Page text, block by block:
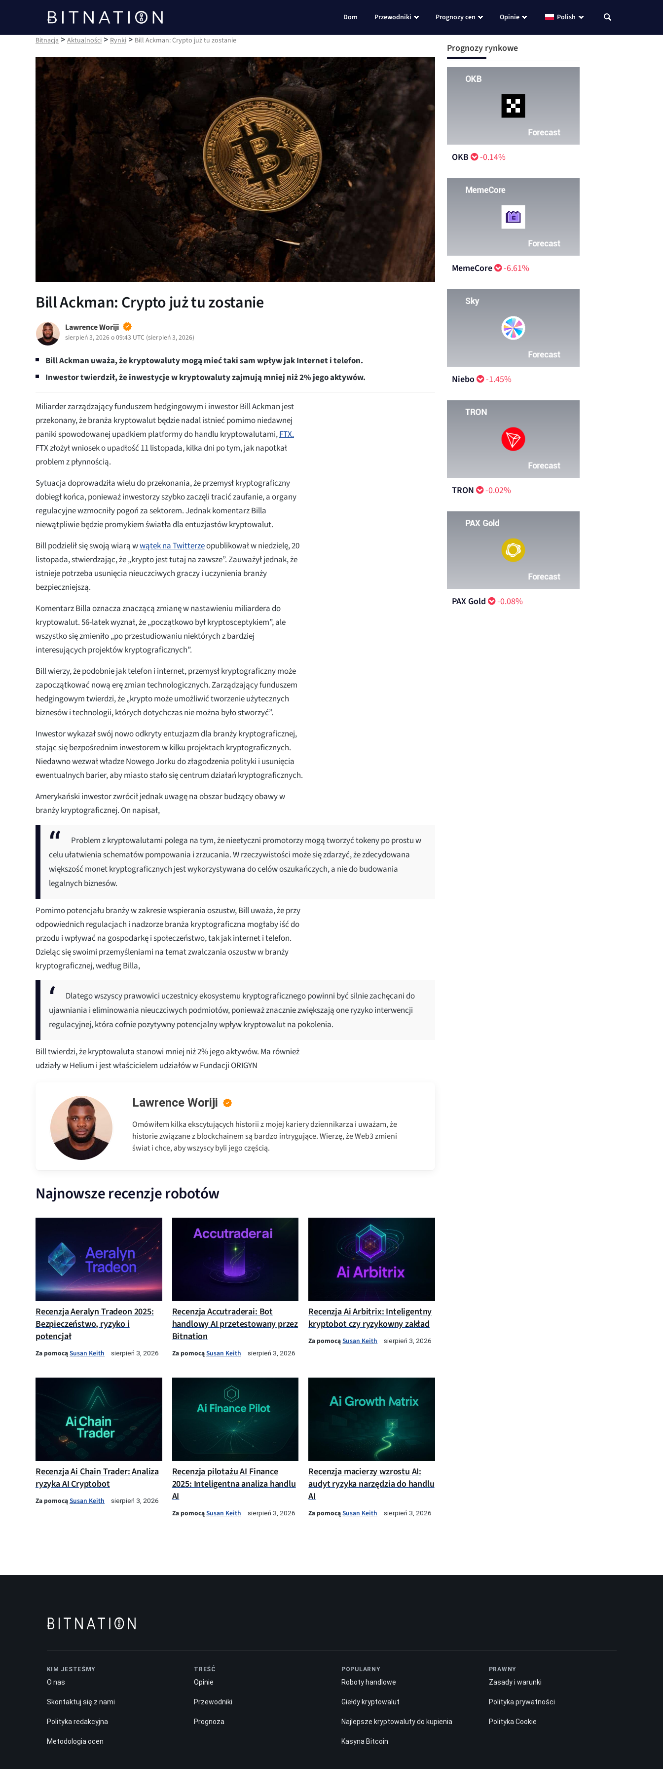
Bitnacja
Dom Przewodniki Prognozy cen Opinie Polish
Bitnacja > Aktualności > Rynki > Bill Ackman: Crypto już tu zostanie
Bill Ackman: Crypto już tu zostanie
Lawrence Woriji
sierpień 3, 2026 o 09:43 UTC (sierpień 3, 2026)
Bill Ackman uważa, że kryptowaluty mogą mieć taki sam wpływ jak Internet i telefon.
Inwestor twierdził, że inwestycje w kryptowaluty zajmują mniej niż 2% jego aktywów.
Miliarder zarządzający funduszem hedgingowym i inwestor Bill Ackman jest
przekonany, że branża kryptowalut będzie nadal istnieć pomimo niedawnej
paniki spowodowanej upadkiem platformy do handlu kryptowalutami,FTX.
FTX złożył wniosek o upadłość 11 listopada, kilka dni po tym, jak napotkał
problem z płynnością.
Sytuacja doprowadziła wielu do przekonania, że przemysł kryptograficzny
dobiegł końca, ponieważ inwestorzy szybko zaczęli tracić zaufanie, a organy
regulacyjne wzmocniły pogoń za sektorem. Jednak komentarz Billa
niewątpliwie będzie promykiem światła dla entuzjastów kryptowalut.
Bill podzielił się swoją wiarą wwątek na Twitterzeopublikował w niedzielę, 20
listopada, stwierdzając, że „krypto jest tutaj na zawsze”. Zauważył jednak, że
istnieje potrzeba usunięcia nieuczciwych graczy i uczynienia branży
bezpieczniejszą.
Komentarz Billa oznacza znaczącą zmianę w nastawieniu miliardera do
kryptowalut. 56-latek wyznał, że „początkowo był kryptosceptykiem”, ale
wszystko się zmieniło „po przestudiowaniu niektórych z bardziej
interesujących projektów kryptograficznych”.
Bill wierzy, że podobnie jak telefon i internet, przemysł kryptograficzny może
zapoczątkować nową erę zmian technologicznych. Zarządzający funduszem
hedgingowym twierdzi, że „krypto może umożliwić tworzenie użytecznych
biznesów i technologii, których dotychczas nie można było stworzyć”.
Inwestor wykazał swój nowo odkryty entuzjazm dla branży kryptograficznej,
stając się bezpośrednim inwestorem w kilku projektach kryptograficznych.
Niedawno wezwał władze Nowego Jorku do złagodzenia polityki i usunięcia
ewentualnych barier, aby miasto stało się centrum działań kryptograficznych.
Amerykański inwestor zwrócił jednak uwagę na obszar budzący obawy w
branży kryptograficznej. On napisał,
Problem z kryptowalutami polega na tym, że nieetyczni promotorzy mogą tworzyć tokeny po prostu w
celu ułatwienia schematów pompowania i zrzucania. W rzeczywistości może się zdarzyć, że zdecydowana
większość monet kryptograficznych jest wykorzystywana do celów oszukańczych, a nie do budowania
legalnych biznesów.
Pomimo potencjału branży w zakresie wspierania oszustw, Bill uważa, że przy
odpowiednich regulacjach i nadzorze branża kryptograficzna mogłaby iść do
przodu i wpływać na gospodarkę i społeczeństwo, tak jak internet i telefon.
Dzieląc się swoimi przemyśleniami na temat zwalczania oszustw w branży
kryptograficznej, według Billa,
Dlatego wszyscy prawowici uczestnicy ekosystemu kryptograficznego powinni być silnie zachęcani do
ujawniania i eliminowania nieuczciwych podmiotów, ponieważ znacznie zwiększają one ryzyko interwencji
regulacyjnej, która cofnie pozytywny potencjalny wpływ kryptowalut na pokolenia.
Bill twierdzi, że kryptowaluta stanowi mniej niż 2% jego aktywów. Ma również
udziały w Helium i jest właścicielem udziałów w Fundacji ORIGYN
Lawrence Woriji
Omówiłem kilka ekscytujących historii z mojej kariery dziennikarza i uważam, że
historie związane z blockchainem są bardzo intrygujące. Wierzę, że Web3 zmieni
świat i chce, aby wszyscy byli jego częścią.
Najnowsze recenzje robotów
Recenzja Aeralyn Tradeon 2025:
Bezpieczeństwo, ryzyko i
potencjał
Za pomocąSusan Keith sierpień 3, 2026
Recenzja Accutraderai: Bot
handlowy AI przetestowany przez
Bitnation
Za pomocąSusan Keith sierpień 3, 2026
Recenzja Ai Arbitrix: Inteligentny
kryptobot czy ryzykowny zakład
Za pomocąSusan Keith sierpień 3, 2026
Recenzja Ai Chain Trader: Analiza
ryzyka AI Cryptobot
Za pomocąSusan Keith sierpień 3, 2026
Recenzja pilotażu AI Finance
2025: Inteligentna analiza handlu
AI
Za pomocąSusan Keith sierpień 3, 2026
Recenzja macierzy wzrostu AI:
audyt ryzyka narzędzia do handlu
AI
Za pomocąSusan Keith sierpień 3, 2026
Prognozy rynkowe
OKB -0.14%
MemeCore -6.61%
Niebo -1.45%
TRON -0.02%
PAX Gold -0.08%
KIM JESTEŚMY
O nas
Skontaktuj się z nami
Polityka redakcyjna
Metodologia ocen
TREŚĆ
Opinie
Przewodniki
Prognoza
POPULARNY
Roboty handlowe
Giełdy kryptowalut
Najlepsze kryptowaluty do kupienia
Kasyna Bitcoin
PRAWNY
Zasady i warunki
Polityka prywatności
Polityka Cookie